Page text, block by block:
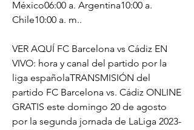
México06:00 a. Argentina10:00 a.
Chile10:00 a. m..
VER AQUÍ FC Barcelona vs Cádiz EN
VIVO: hora y canal del partido por la
liga españolaTRANSMISIÓN del
partido FC Barcelona vs. Cádiz ONLINE
GRATIS este domingo 20 de agosto
por la segunda jornada de LaLiga 2023-